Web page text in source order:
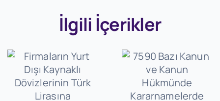
İlgili İçerikler